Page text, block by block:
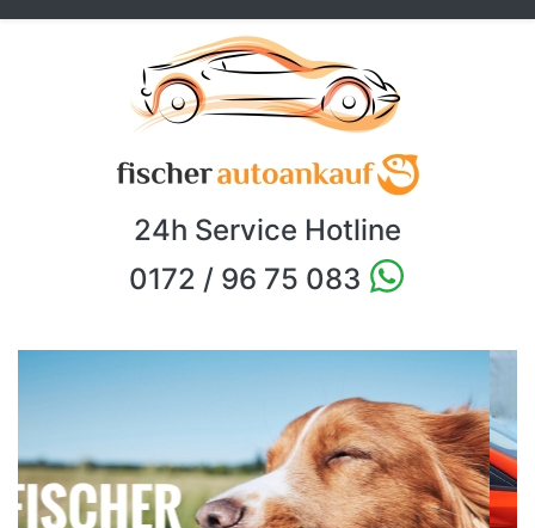
24h Service Hotline
0172 / 96 75 083